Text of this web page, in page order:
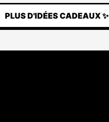
PLUS D'IDÉES CADEAUX ✨